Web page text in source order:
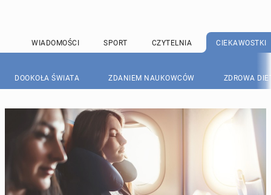
WIADOMOŚCI SPORT CZYTELNIA CIEKAWOSTKI
DOOKOŁA ŚWIATA ZDANIEM NAUKOWCÓW ZDROWA